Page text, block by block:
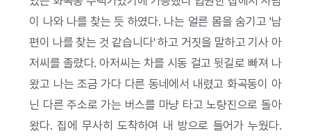
이 나와 나를 찾는 듯 하였다. 나는 얼른 몸을 숨기고 '남
편이 나를 찾는 것 같습니다' 하고 거짓을 말하고 기사 아
저씨를 졸랐다. 아저씨는 차를 시동 걸고 뒷길로 빠져 나
왔고 나는 조금 가다 다른 동네에서 내렸고 화곡동이 아
닌 다른 주소로 가는 버스를 마냥 타고 노량진으로 돌아
왔다. 집에 무사히 도착하여 내 방으로 들어가 누웠다.